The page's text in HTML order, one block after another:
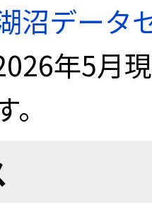
沼データ
年5月